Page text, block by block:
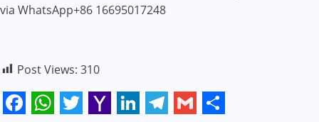
via WhatsApp+86 16695017248
Post Views: 310